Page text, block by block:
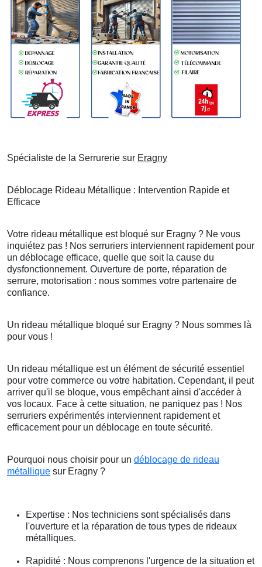
Spécialiste de la Serrurerie sur Eragny
Déblocage Rideau Métallique : Intervention Rapide et
Efficace
Votre rideau métallique est bloqué sur Eragny ? Ne vous
inquiétez pas ! Nos serruriers interviennent rapidement pour
un déblocage efficace, quelle que soit la cause du
dysfonctionnement. Ouverture de porte, réparation de
serrure, motorisation : nous sommes votre partenaire de
confiance.
Un rideau métallique bloqué sur Eragny ? Nous sommes là
pour vous !
Un rideau métallique est un élément de sécurité essentiel
pour votre commerce ou votre habitation. Cependant, il peut
arriver qu'il se bloque, vous empêchant ainsi d'accéder à
vos locaux. Face à cette situation, ne paniquez pas ! Nos
serruriers expérimentés interviennent rapidement et
efficacement pour un déblocage en toute sécurité.
Pourquoi nous choisir pour un déblocage de rideau
métallique sur Eragny ?
Expertise : Nos techniciens sont spécialisés dans
l'ouverture et la réparation de tous types de rideaux
métalliques.
Rapidité : Nous comprenons l'urgence de la situation et